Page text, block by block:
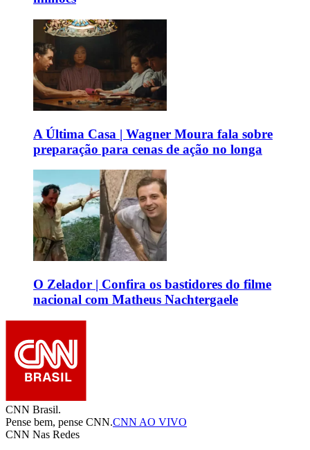
A Última Casa | Wagner Moura fala sobre
preparação para cenas de ação no longa
O Zelador | Confira os bastidores do filme
nacional com Matheus Nachtergaele
CNN Brasil.
Pense bem, pense CNN.CNN AO VIVO
CNN Nas Redes